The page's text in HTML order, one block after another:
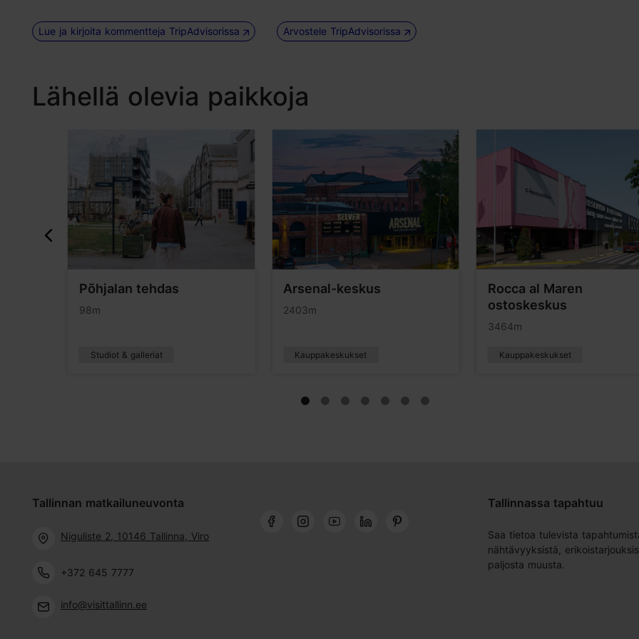
Lue ja kirjoita kommentteja TripAdvisorissa Arvostele TripAdvisorissa
Lähellä olevia paikkoja
Põhjalan tehdas
98m
Studiot & galleriat
Arsenal-keskus
2403m
Kauppakeskukset
Rocca al Maren
ostoskeskus
3464m
Kauppakeskukset
Tallinnan matkailuneuvonta
Niguliste 2, 10146 Tallinna, Viro
+372 645 7777
info@visittallinn.ee
Tallinnassa tapahtuu
Saa tietoa tulevista
nähtävyyksistä,
paljosta muusta.